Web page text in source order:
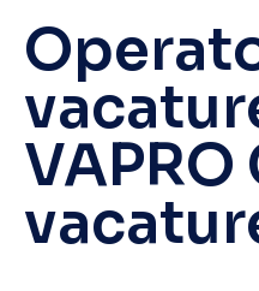
VAPRO